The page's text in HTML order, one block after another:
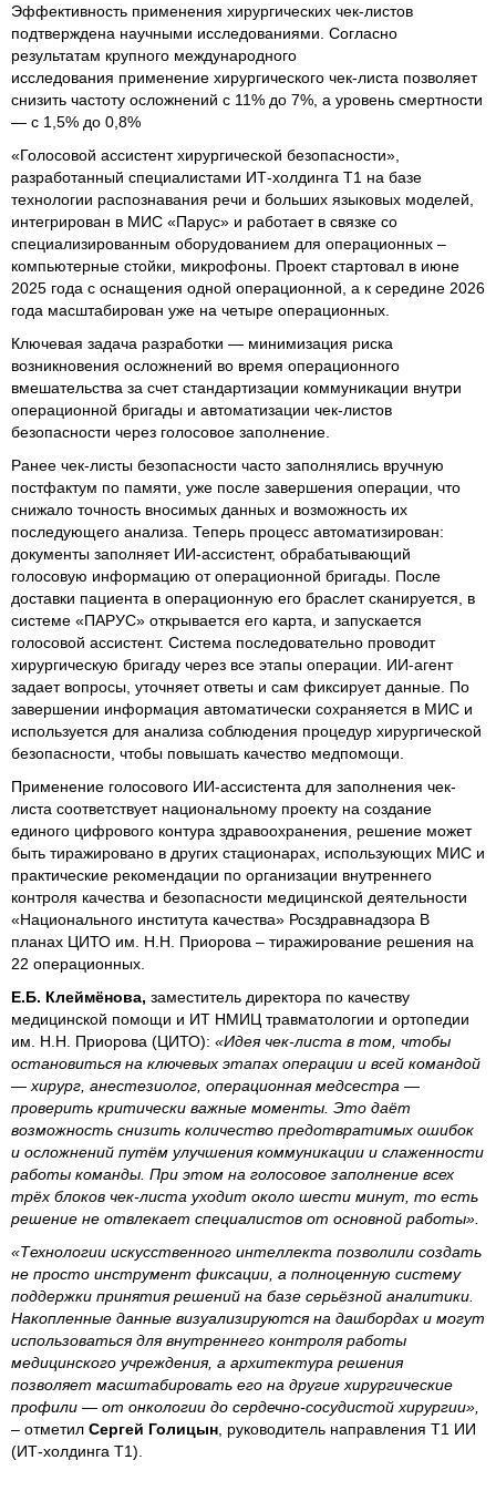
Эффективность применения хирургических чек-листов
подтверждена научными исследованиями. Согласно
результатам крупного международного
исследования применение хирургического чек-листа позволяет
снизить частоту осложнений с 11% до 7%, а уровень смертности
— с 1,5% до 0,8%
«Голосовой ассистент хирургической безопасности»,
разработанный специалистами ИТ-холдинга Т1 на базе
технологии распознавания речи и больших языковых моделей,
интегрирован в МИС «Парус» и работает в связке со
специализированным оборудованием для операционных –
компьютерные стойки, микрофоны. Проект стартовал в июне
2025 года с оснащения одной операционной, а к середине 2026
года масштабирован уже на четыре операционных.
Ключевая задача разработки — минимизация риска
возникновения осложнений во время операционного
вмешательства за счет стандартизации коммуникации внутри
операционной бригады и автоматизации чек-листов
безопасности через голосовое заполнение.
Ранее чек-листы безопасности часто заполнялись вручную
постфактум по памяти, уже после завершения операции, что
снижало точность вносимых данных и возможность их
последующего анализа. Теперь процесс автоматизирован:
документы заполняет ИИ-ассистент, обрабатывающий
голосовую информацию от операционной бригады. После
доставки пациента в операционную его браслет сканируется, в
системе «ПАРУС» открывается его карта, и запускается
голосовой ассистент. Система последовательно проводит
хирургическую бригаду через все этапы операции. ИИ-агент
задает вопросы, уточняет ответы и сам фиксирует данные. По
завершении информация автоматически сохраняется в МИС и
используется для анализа соблюдения процедур хирургической
безопасности, чтобы повышать качество медпомощи.
Применение голосового ИИ-ассистента для заполнения чек-
листа соответствует национальному проекту на создание
единого цифрового контура здравоохранения, решение может
быть тиражировано в других стационарах, использующих МИС и
практические рекомендации по организации внутреннего
контроля качества и безопасности медицинской деятельности
«Национального института качества» Росздравнадзора В
планах ЦИТО им. Н.Н. Приорова – тиражирование решения на
22 операционных.
Е.Б. Клеймёнова, заместитель директора по качеству
медицинской помощи и ИТ НМИЦ травматологии и ортопедии
им. Н.Н. Приорова (ЦИТО): «Идея чек-листа в том, чтобы
остановиться на ключевых этапах операции и всей командой
— хирург, анестезиолог, операционная медсестра —
проверить критически важные моменты. Это даёт
возможность снизить количество предотвратимых ошибок
и осложнений путём улучшения коммуникации и слаженности
работы команды. При этом на голосовое заполнение всех
трёх блоков чек-листа уходит около шести минут, то есть
решение не отвлекает специалистов от основной работы».
«Технологии искусственного интеллекта позволили создать
не просто инструмент фиксации, а полноценную систему
поддержки принятия решений на базе серьёзной аналитики.
Накопленные данные визуализируются на дашбордах и могут
использоваться для внутреннего контроля работы
медицинского учреждения, а архитектура решения
позволяет масштабировать его на другие хирургические
профили — от онкологии до сердечно-сосудистой хирургии»,
– отметил Сергей Голицын , руководитель направления Т1 ИИ
(ИТ-холдинга Т1).